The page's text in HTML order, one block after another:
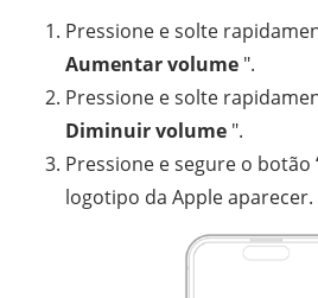
Pressione e solte
Aumentar volume ".
Pressione e solte
Diminuir volume ".
Pressione e segure o botão
logotipo da Apple aparecer.